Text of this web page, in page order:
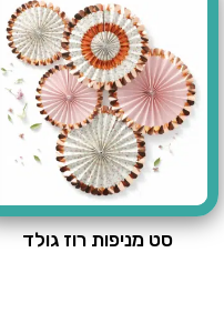
סט מניפות רוז גולד